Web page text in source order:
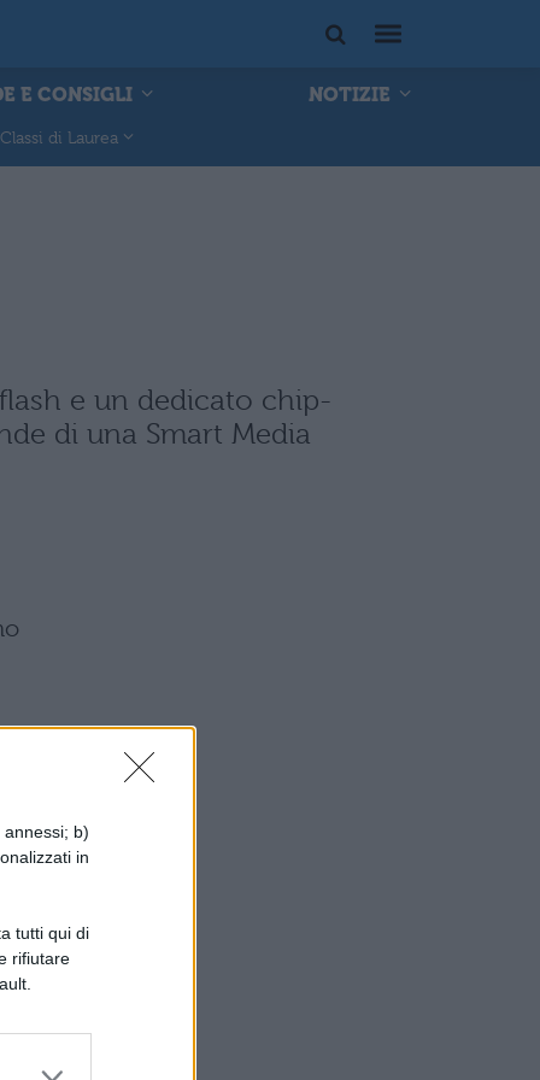
b)
in
tutti qui di
rifiutare
E CONSIGLI NOTIZIE
Classi di Laurea
e un dedicato chip-
di una Smart Media